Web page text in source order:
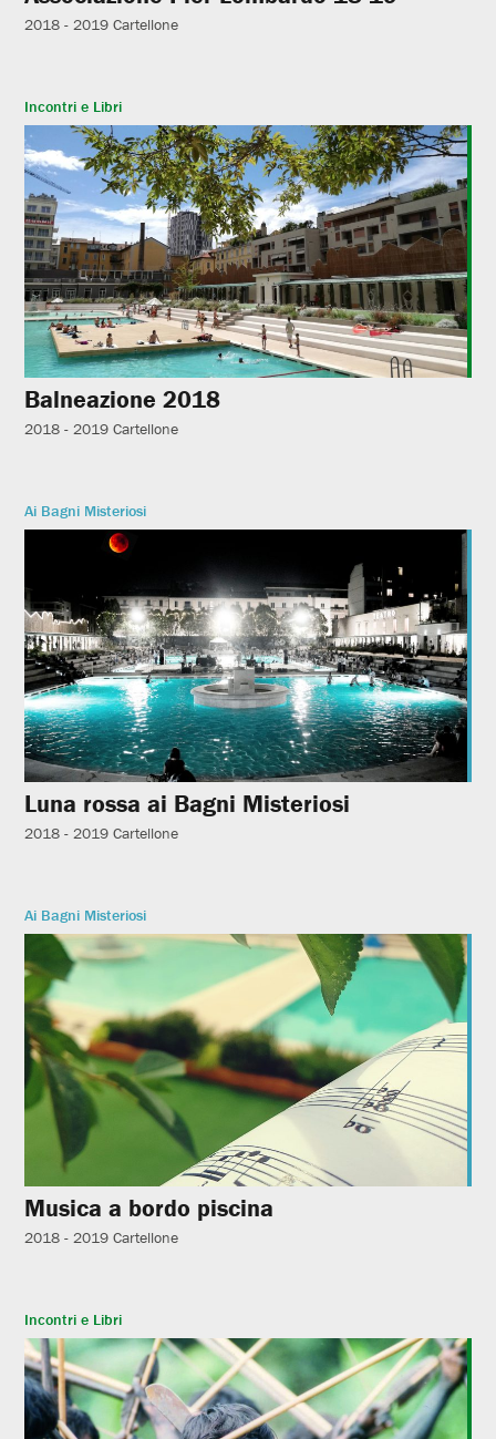
2018 - 2019 Cartellone
Incontri e Libri
Balneazione 2018
2018 - 2019 Cartellone
Ai Bagni Misteriosi
Luna rossa ai Bagni Misteriosi
2018 - 2019 Cartellone
Ai Bagni Misteriosi
Musica a bordo piscina
2018 - 2019 Cartellone
Incontri e Libri